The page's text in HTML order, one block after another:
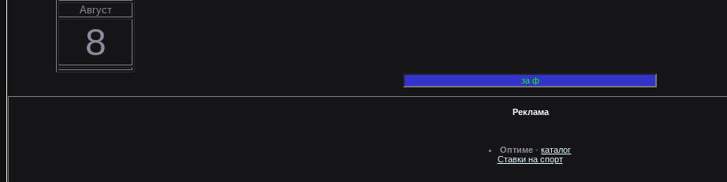
Август
8
Реклама
Оптиме -каталог
Ставки на спорт